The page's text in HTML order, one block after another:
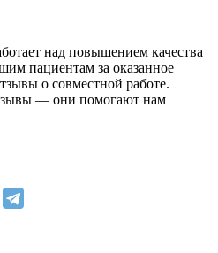
над повышением качества
пациентам за оказанное
о совместной работе.
— они помогают нам